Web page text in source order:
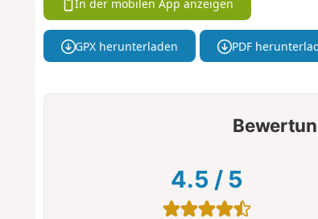
In der mobilen App anzeigen
GPX herunterladen PDF
4.5 / 5